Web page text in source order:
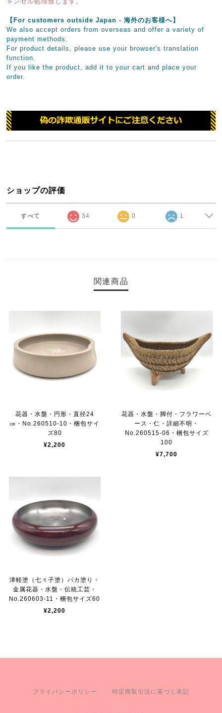
【For customers outside Japan - 海外のお客様へ】
We also accept orders from overseas and offer a variety of
payment methods.
For product details, please use your browser's translation
function.
If you like the product, add it to your cart and place your
order.
ショップの評価
すべて 34 0 1
関連商品
花器・水盤・円形・直径24
㎝・No.260510-10・梱包サイ
ズ80
¥2,200
花器・水盤・脚付・フラワーベ
ース・仁・詳細不明・
No.260515-06・梱包サイズ
100
¥7,700
津軽塗（七々子塗）バカ塗り・
金属花器・水盤・伝統工芸・
No.260603-11・梱包サイズ60
¥2,200
プライバシーポリシー 特定商取引法に基づく表記